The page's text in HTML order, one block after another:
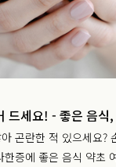
드세요! - 좋은 음식
곤란한 적 있으세요?
증에 좋은 음식 약초